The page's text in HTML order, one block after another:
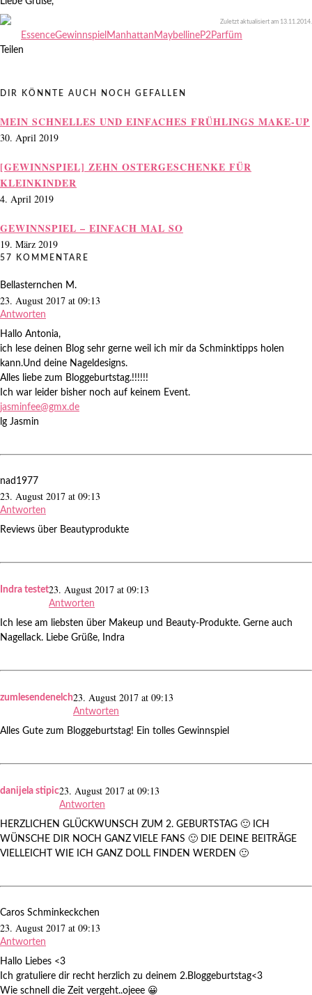
Zuletzt aktualisiert am 13.11.2014.
EssenceGewinnspiel Manhattan MaybellineP2Parfüm
Teilen
DIR KÖNNTE AUCH NOCH GEFALLEN
MEIN SCHNELLES UND EINFACHES FRÜHLINGS MAKE-UP
30. April 2019
[GEWINNSPIEL] ZEHN OSTERGESCHENKE FÜR
KLEINKINDER
4. April 2019
GEWINNSPIEL – EINFACH MAL SO
19. März 2019
57 KOMMENTARE
Bellasternchen M.
23. August 2017 at 09:13
Antworten
Hallo Antonia,
ich lese deinen Blog sehr gerne weil ich mir da Schminktipps holen
kann.Und deine Nageldesigns.
Alles liebe zum Bloggeburtstag.!!!!!!
Ich war leider bisher noch auf keinem Event.
jasminfee@gmx.de
lg Jasmin
nad1977
23. August 2017 at 09:13
Antworten
Reviews über Beautyprodukte
Indra testet23. August 2017 at 09:13
Antworten
Ich lese am liebsten über Makeup und Beauty-Produkte. Gerne auch
Nagellack. Liebe Grüße, Indra
zumlesendenelch23. August 2017 at 09:13
Antworten
Alles Gute zum Bloggeburtstag! Ein tolles Gewinnspiel
danijela stipic23. August 2017 at 09:13
Antworten
HERZLICHEN GLÜCKWUNSCH ZUM 2. GEBURTSTAG 🙂 ICH
WÜNSCHE DIR NOCH GANZ VIELE FANS 🙂 DIE DEINE BEITRÄGE
VIELLEICHT WIE ICH GANZ DOLL FINDEN WERDEN 🙂
Caros Schminkeckchen
23. August 2017 at 09:13
Antworten
Hallo Liebes <3
Ich gratuliere dir recht herzlich zu deinem 2.Bloggeburtstag<3
Wie schnell die Zeit vergeht..ojeee 😀